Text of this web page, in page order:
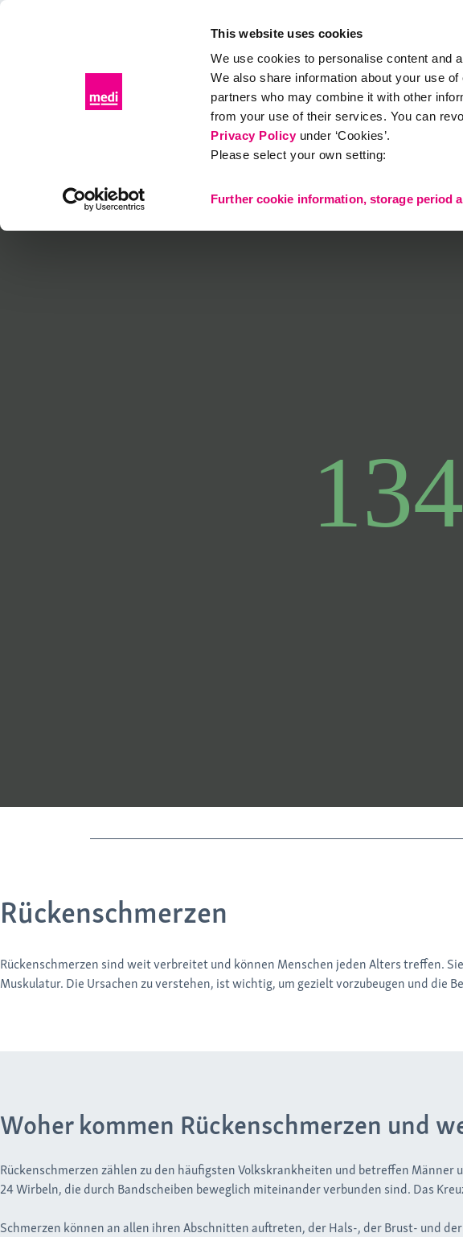
This website uses cookies
We use cookies to personalise content and
We also share information about your use
partners who may combine it with other
from your use of their services. You can
Privacy Policyunder ‘Cookies’.
Please select your own setting:
Further cookie information, storage period
Diagnose & Therapie Gesundes Leben Kontakt
Rückenbeschwerden Rückenschmerzen
Rückenschmerzen
Rückenschmerzen sind weit verbreitet und können Menschen jeden Alters treffen.
Muskulatur. Die Ursachen zu verstehen, ist wichtig, um gezielt vorzubeugen und
Woher kommen Rückenschmerzen und
Rückenschmerzen zählen zu den häufigsten Volkskrankheiten und betreffen
24 Wirbeln, die durch Bandscheiben beweglich miteinander verbunden sind. Das
Schmerzen können an allen ihren Abschnitten auftreten, der Hals-, der Brust- und